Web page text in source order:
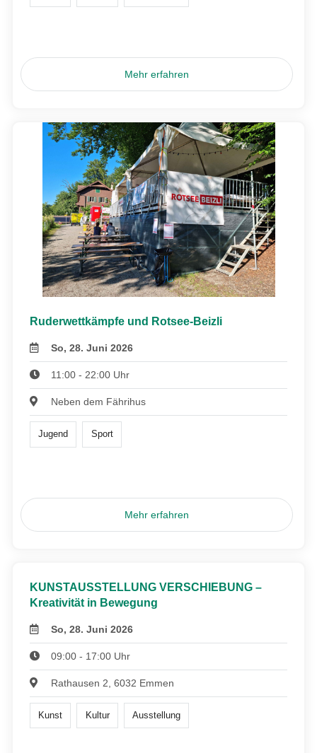
Mehr erfahren
Ruderwettkämpfe und Rotsee-Beizli
So, 28. Juni 2026
11:00 - 22:00 Uhr
Neben dem Fährihus
Jugend Sport
Mehr erfahren
KUNSTAUSSTELLUNG VERSCHIEBUNG –
Kreativität in Bewegung
So, 28. Juni 2026
09:00 - 17:00 Uhr
Rathausen 2, 6032 Emmen
Kunst Kultur Ausstellung